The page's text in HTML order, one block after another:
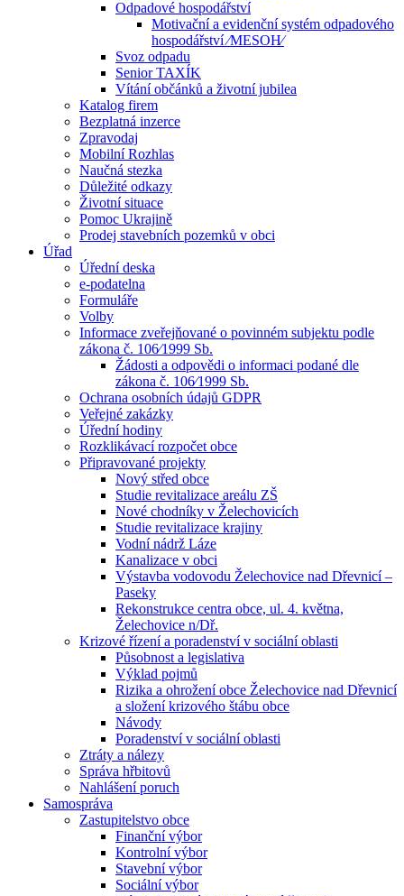
Odpadové hospodářství
Motivační a evidenční systém odpadového
hospodářství ⁄MESOH⁄
Svoz odpadu
Senior TAXÍK
Vítání občánků a životní jubilea
Katalog firem
Bezplatná inzerce
Zpravodaj
Mobilní Rozhlas
Naučná stezka
Důležité odkazy
Životní situace
Pomoc Ukrajině
Prodej stavebních pozemků v obci
Úřad
Úřední deska
e-podatelna
Formuláře
Volby
Informace zveřejňované o povinném subjektu podle
zákona č. 106⁄1999 Sb.
Žádosti a odpovědi o informaci podané dle
zákona č. 106⁄1999 Sb.
Ochrana osobních údajů GDPR
Veřejné zakázky
Úřední hodiny
Rozklikávací rozpočet obce
Připravované projekty
Nový střed obce
Studie revitalizace areálu ZŠ
Nové chodníky v Želechovicích
Studie revitalizace krajiny
Vodní nádrž Láze
Kanalizace v obci
Výstavba vodovodu Želechovice nad Dřevnicí –
Paseky
Rekonstrukce centra obce, ul. 4. května,
Želechovice n/Dř.
Krizové řízení a poradenství v sociální oblasti
Působnost a legislativa
Výklad pojmů
Rizika a ohrožení obce Želechovice nad Dřevnicí
a složení krizového štábu obce
Návody
Poradenství v sociální oblasti
Ztráty a nálezy
Správa hřbitovů
Nahlášení poruch
Samospráva
Zastupitelstvo obce
Finanční výbor
Kontrolní výbor
Stavební výbor
Sociální výbor